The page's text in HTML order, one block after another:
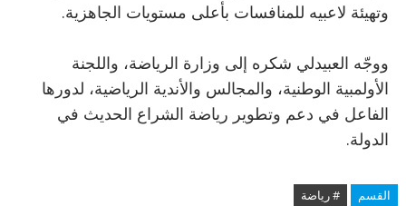
وتهيئة لاعبيه للمنافسات بأعلى مستويات الجاهزية.
ووجّه العبيدلي شكره إلى وزارة الرياضة، واللجنة
الأولمبية الوطنية، والمجالس والأندية الرياضية، لدورها
الفاعل في دعم وتطوير رياضة الشراع الحديث في
الدولة.
القسم # رياضة